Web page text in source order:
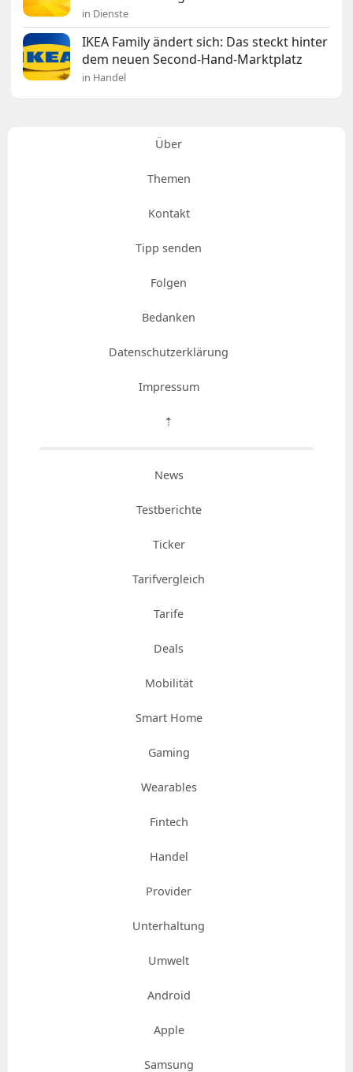
in Dienste
IKEA Family ändert sich: Das steckt hinter
dem neuen Second-Hand-Marktplatz
in Handel
Über
Themen
Kontakt
Tipp senden
Folgen
Bedanken
Datenschutzerklärung
Impressum
⇡
News
Testberichte
Ticker
Tarifvergleich
Tarife
Deals
Mobilität
Smart Home
Gaming
Wearables
Fintech
Handel
Provider
Unterhaltung
Umwelt
Android
Apple
Samsung